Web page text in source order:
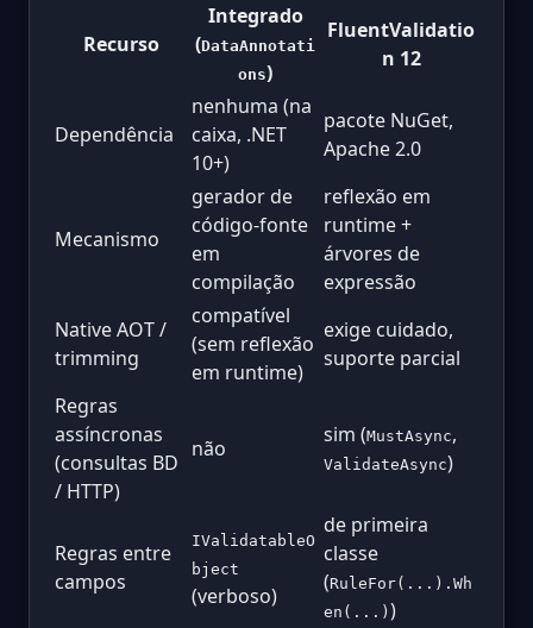
Recurso
Integrado
(DataAnnotati
ons)
FluentValidatio
n 12
Dependência
nenhuma (na
caixa, .NET
10+)
pacote NuGet,
Apache 2.0
Mecanismo
gerador de
código-fonte
em
compilação
reflexão em
runtime +
árvores de
expressão
Native AOT /
trimming
compatível
(sem reflexão
em runtime)
exige cuidado,
suporte parcial
Regras
assíncronas
(consultas BD
/ HTTP)
não
sim (MustAsync,
ValidateAsync)
Regras entre
campos
IValidatableO
bject
(verboso)
de primeira
classe
(RuleFor(...).Wh
en(...) )